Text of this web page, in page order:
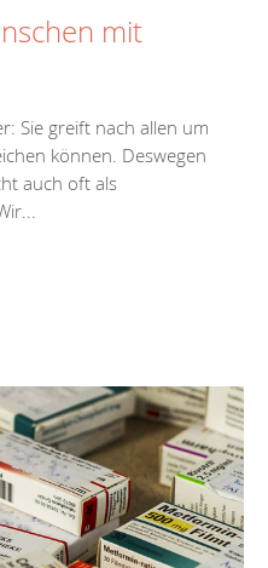
mit
Sie greift nach allen um
können. Deswegen
auch oft als